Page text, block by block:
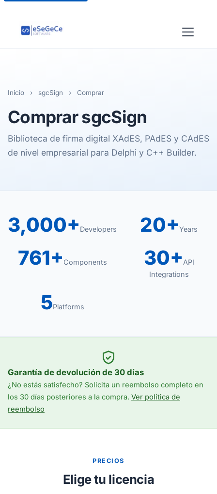
Inicio › sgcSign › Comprar
ComprarsgcSign
Biblioteca de firma digital XAdES, PAdES y CAdES
de nivel empresarial para Delphi y C++ Builder.
3,000+ Developers 20+Years
761+ Components 30+ API
Integrations
5Platforms
Garantía de devolución de 30 días
¿No estás satisfecho? Solicita un reembolso completo en
los 30 días posteriores a la compra. Ver política de
reembolso
PRECIOS
Elige tu licencia